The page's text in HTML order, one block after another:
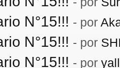
N°15!!! - por
N°15!!! - por
N°15!!! - por